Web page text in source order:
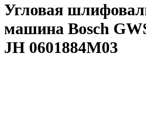
Угловая
машина Bosch
JH 0601884M03